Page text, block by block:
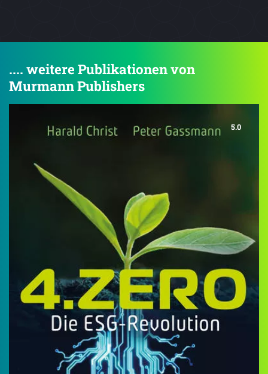
.... weitere Publikationen von
Murmann Publishers
5.0